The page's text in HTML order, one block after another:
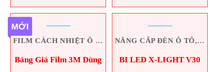
MỚI
FILM CÁCH NHIỆT Ô TÔ DÁN PHIM Ô TÔ,PHỤ KIỆN
Bảng Giá Film 3M Dùng
NÂNG CẤP ĐÈN Ô TÔ,
BI LED X-LIGHT V30